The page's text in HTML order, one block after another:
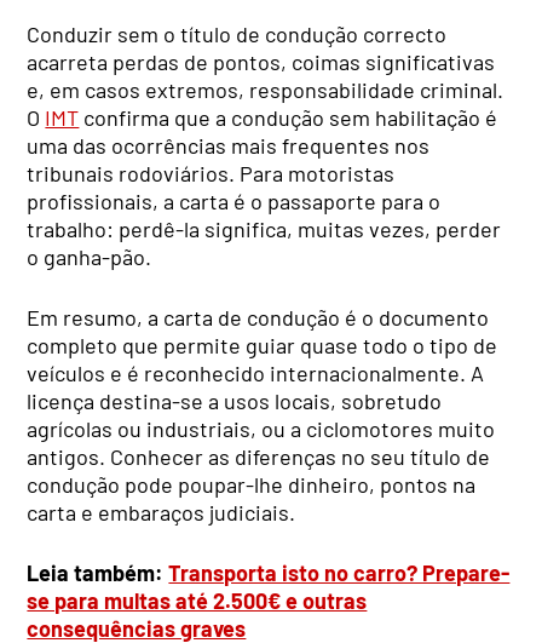
Conduzir sem o título de condução correcto
acarreta perdas de pontos, coimas significativas
e, em casos extremos, responsabilidade criminal.
O IMT confirma que a condução sem habilitação é
uma das ocorrências mais frequentes nos
tribunais rodoviários. Para motoristas
profissionais, a carta é o passaporte para o
trabalho: perdê-la significa, muitas vezes, perder
o ganha-pão.
Em resumo, a carta de condução é o documento
completo que permite guiar quase todo o tipo de
veículos e é reconhecido internacionalmente. A
licença destina-se a usos locais, sobretudo
agrícolas ou industriais, ou a ciclomotores muito
antigos. Conhecer as diferenças no seu título de
condução pode poupar-lhe dinheiro, pontos na
carta e embaraços judiciais.
Leia também:Transporta isto no carro? Prepare-
se para multas até 2.500€ e outras
consequências graves